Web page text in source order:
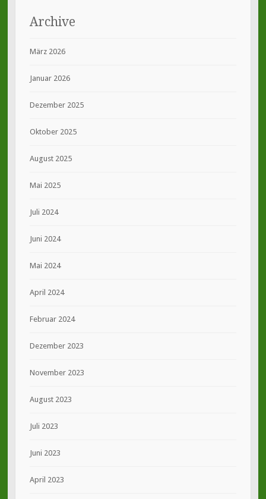
Archive
März 2026
Januar 2026
Dezember 2025
Oktober 2025
August 2025
Mai 2025
Juli 2024
Juni 2024
Mai 2024
April 2024
Februar 2024
Dezember 2023
November 2023
August 2023
Juli 2023
Juni 2023
April 2023